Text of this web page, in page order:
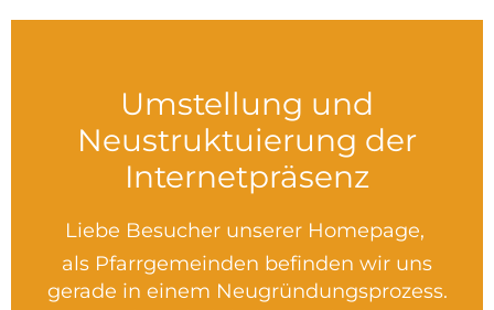
Umstellung und
Neustruktuierung der
Internetpräsenz
Liebe Besucher unserer Homepage,
als Pfarrgemeinden befinden wir uns
gerade in einem Neugründungsprozess.